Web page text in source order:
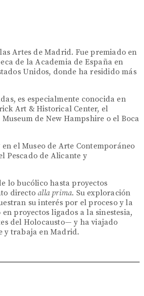
Artes de Madrid. Fue premiado en
de la Academia de España en
Unidos, donde ha residido más
es especialmente conocida en
Art & Historical Center, el
de New Hampshire o el Boca
el Museo de Arte Contemporáneo
Pescado de Alicante y
lo bucólico hasta proyectos
directoalla prima. Su exploración
su interés por el proceso y la
proyectos ligados a la sinestesia,
del Holocausto— y ha viajado
y trabaja en Madrid.